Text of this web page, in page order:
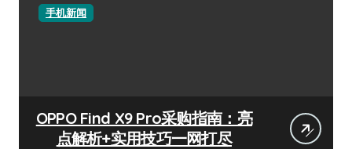
手机新闻
OPPO Find X9 Pro采购指南：亮
点解析+实用技巧一网打尽